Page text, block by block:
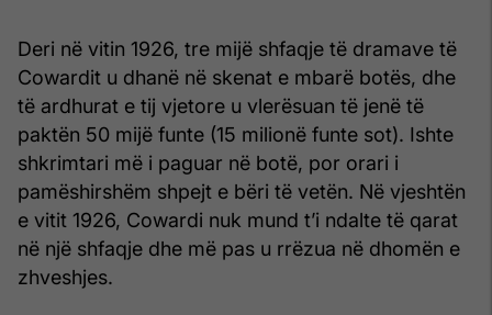
Deri në vitin 1926, tre mijë shfaqje të dramave të
Cowardit u dhanë në skenat e mbarë botës, dhe
të ardhurat e tij vjetore u vlerësuan të jenë të
paktën 50 mijë funte (15 milionë funte sot). Ishte
shkrimtari më i paguar në botë, por orari i
pamëshirshëm shpejt e bëri të vetën. Në vjeshtën
e vitit 1926, Cowardi nuk mund t’i ndalte të qarat
në një shfaqje dhe më pas u rrëzua në dhomën e
zhveshjes.